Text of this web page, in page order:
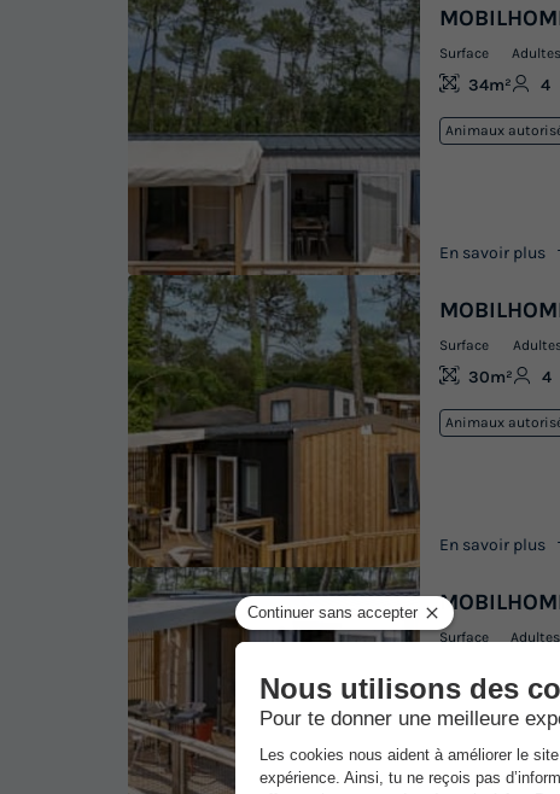
Surface
34m²
Adultes
4
Animaux
En savoir plus
Surface
30m² 4
Animaux
En savoir plus
Surface Adultes
Animaux